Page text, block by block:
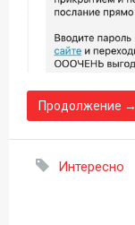
Продолжение →
Интересно